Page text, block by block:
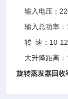
输入电压：
输入总功率：
转 速：10-
大升降距离：
旋转蒸发器回收